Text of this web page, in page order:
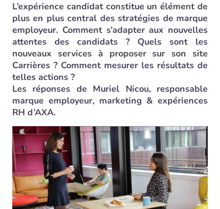
L’expérience candidat constitue un élément de
plus en plus central des stratégies de marque
employeur. Comment s’adapter aux nouvelles
attentes des candidats ? Quels sont les
nouveaux services à proposer sur son site
Carrières ? Comment mesurer les résultats de
telles actions ?
Les réponses de Muriel Nicou, responsable
marque employeur, marketing & expériences
RH d’AXA.